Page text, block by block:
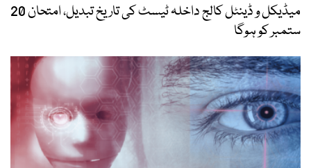
میڈیکل و ڈینٹل کالج داخلہ ٹیسٹ کی تاریخ تبدیل، امتحان 20
ستمبر کو ہوگا